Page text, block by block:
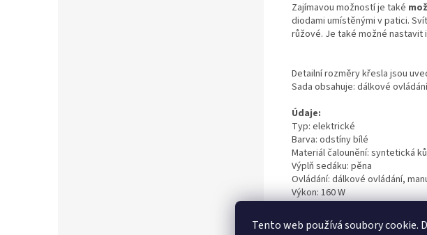
Tento web používá soubory
Zajímavou možností je také
diodami umístěnými v patici.
růžové. Je také možné
Detailní rozměry křesla jsou
Sada obsahuje: dálkové
Údaje:
Typ: elektrické
Barva: odstíny bílé
Materiál čalounění: syntetická
Výplň sedáku: pěna
Ovládání: dálkové ovládání,
Výkon: 160 W